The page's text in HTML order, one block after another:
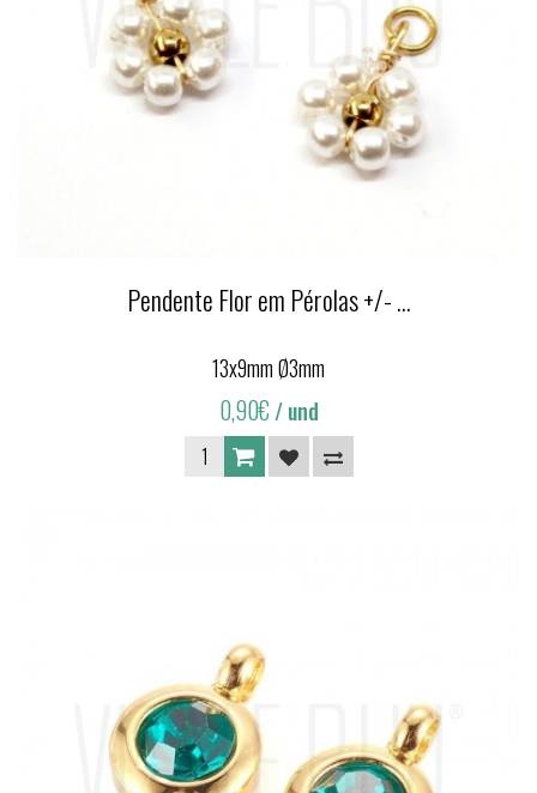
Pendente Flor em Pérolas +/- ...
13x9mm Ø3mm
0,90€/ und